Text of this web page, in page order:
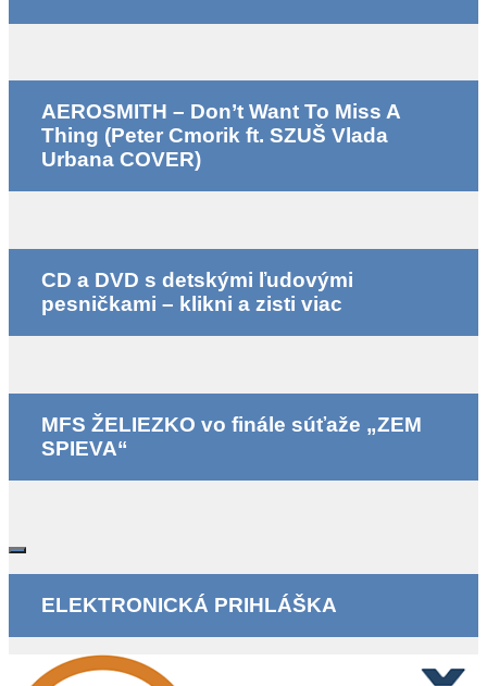
AEROSMITH – Don’t Want To Miss A
Thing (Peter Cmorik ft. SZUŠ Vlada
Urbana COVER)
CD a DVD s detskými ľudovými
pesničkami – klikni a zisti viac
MFS ŽELIEZKO vo finále súťaže „ZEM
SPIEVA“
ELEKTRONICKÁ PRIHLÁŠKA